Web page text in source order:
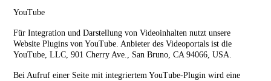
YouTube
Für Integration und Darstellung von Videoinhalten nutzt unsere
Website Plugins von YouTube. Anbieter des Videoportals ist die
YouTube, LLC, 901 Cherry Ave., San Bruno, CA 94066, USA.
Bei Aufruf einer Seite mit integriertem YouTube-Plugin wird eine